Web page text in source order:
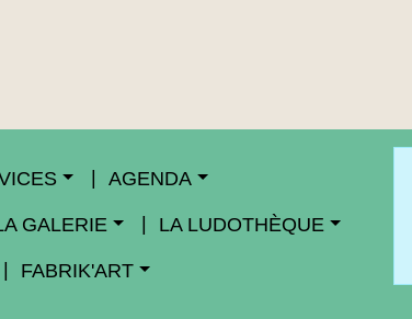
AGENDA
GALERIE LA LUDOTHÈQUE
FABRIK'ART